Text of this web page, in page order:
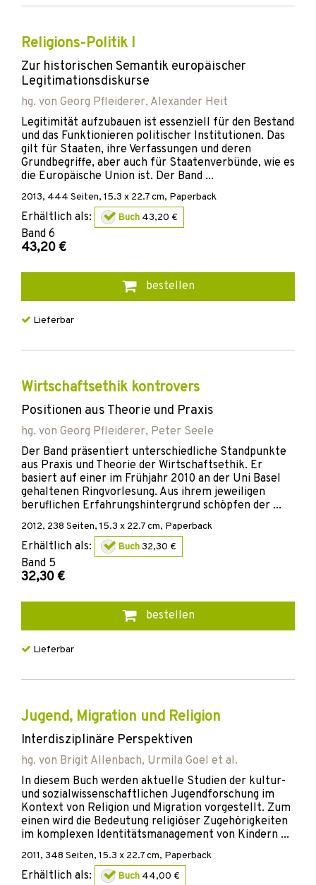
Religions-Politik I
Zur historischen Semantik europäischer
Legitimationsdiskurse
hg. von Georg Pfleiderer, Alexander Heit
Legitimität aufzubauen ist essenziell für den Bestand
und das Funktionieren politischer Institutionen. Das
gilt für Staaten, ihre Verfassungen und deren
Grundbegriffe, aber auch für Staatenverbünde, wie es
die Europäische Union ist. Der Band ...
2013, 444 Seiten, 15.3 x 22.7 cm, Paperback
Erhältlich als: Buch 43,20 €
Band 6
43,20 €
bestellen
Lieferbar
Wirtschaftsethik kontrovers
Positionen aus Theorie und Praxis
hg. von Georg Pfleiderer, Peter Seele
Der Band präsentiert unterschiedliche Standpunkte
aus Praxis und Theorie der Wirtschaftsethik. Er
basiert auf einer im Frühjahr 2010 an der Uni Basel
gehaltenen Ringvorlesung. Aus ihrem jeweiligen
beruflichen Erfahrungshintergrund schöpfen der ...
2012, 238 Seiten, 15.3 x 22.7 cm, Paperback
Erhältlich als: Buch32,30 €
Band 5
32,30 €
bestellen
Lieferbar
Jugend, Migration und Religion
Interdisziplinäre Perspektiven
hg. von Brigit Allenbach, Urmila Goel et al.
In diesem Buch werden aktuelle Studien der kultur-
und sozialwissenschaftlichen Jugendforschung im
Kontext von Religion und Migration vorgestellt. Zum
einen wird die Bedeutung religiöser Zugehörigkeiten
im komplexen Identitätsmanagement von Kindern ...
2011, 348 Seiten, 15.3 x 22.7 cm, Paperback
Erhältlich als: Buch 44,00 €